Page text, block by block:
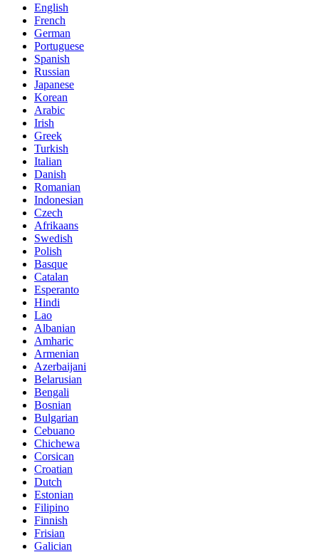
English
French
German
Portuguese
Spanish
Russian
Japanese
Korean
Arabic
Irish
Greek
Turkish
Italian
Danish
Romanian
Indonesian
Czech
Afrikaans
Swedish
Polish
Basque
Catalan
Esperanto
Hindi
Lao
Albanian
Amharic
Armenian
Azerbaijani
Belarusian
Bengali
Bosnian
Bulgarian
Cebuano
Chichewa
Corsican
Croatian
Dutch
Estonian
Filipino
Finnish
Frisian
Galician